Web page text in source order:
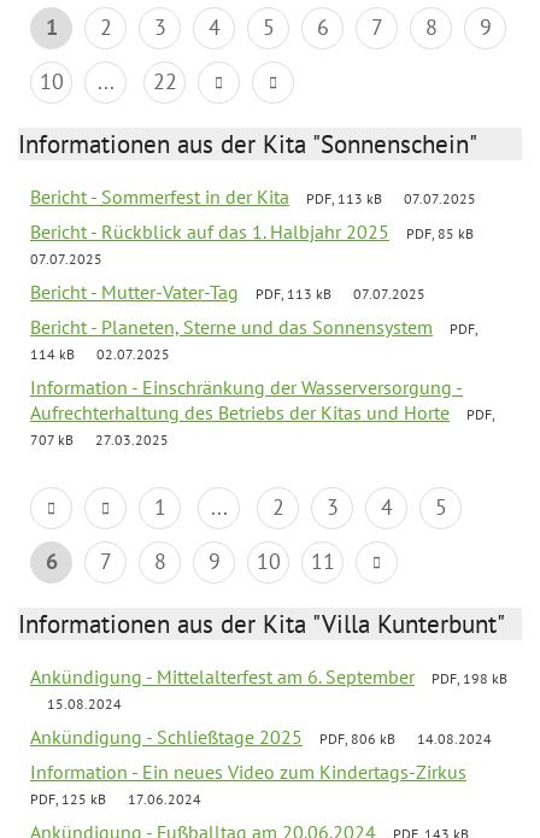
1 2 3 4 5 6 7 8
9
10
... 22
Informationen aus der Kita "Sonnenschein"
Bericht - Sommerfest in der Kita PDF, 113 kB 07.07.2025
Bericht - Rückblick auf das 1. Halbjahr 2025
PDF, 85 kB
07.07.2025
Bericht - Mutter-Vater-Tag PDF, 113 kB 07.07.2025
Bericht - Planeten, Sterne und das Sonnensystem
PDF,
114 kB
02.07.2025
Information - Einschränkung der Wasserversorgung -
Aufrechterhaltung des Betriebs der Kitas und Horte
PDF,
707 kB
27.03.2025
1 ... 2 3 4
5
6
7 8 9 10 11
Informationen aus der Kita "Villa Kunterbunt"
Ankündigung - Mittelalterfest am 6. September
PDF, 198 kB
15.08.2024
Ankündigung - Schließtage 2025 PDF, 806 kB 14.08.2024
Information - Ein neues Video zum Kindertags-Zirkus
PDF, 125 kB 17.06.2024
Ankündigung - Fußballtag am 20.06.2024 PDF, 143 kB